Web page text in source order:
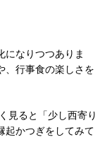
になりつつありま
、行事食の楽しさを
見ると「少し西寄り
起かつぎをしてみて